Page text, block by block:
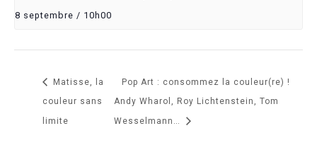
8 septembre / 10h00
Matisse, la
couleur sans
limite
Pop Art : consommez la couleur(re) !
Andy Wharol, Roy Lichtenstein, Tom
Wesselmann…